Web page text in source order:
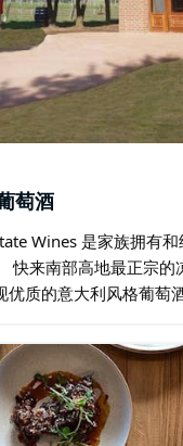
萄酒
Wines 是家族拥有
快来南部高地最正宗的
优质的意大利风格葡萄